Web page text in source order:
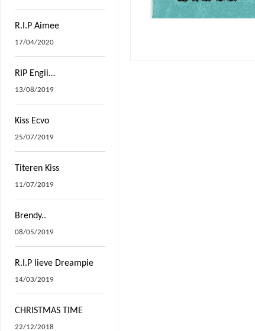
R.I.P Aimee
17/04/2020
RIP Engii…
13/08/2019
Kiss Ecvo
25/07/2019
Titeren Kiss
11/07/2019
Brendy..
08/05/2019
R.I.P lieve Dreampie
14/03/2019
CHRISTMAS TIME
22/12/2018